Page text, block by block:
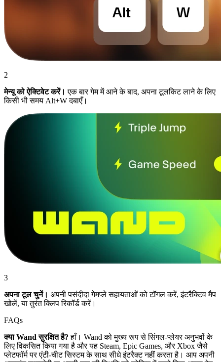
2
मेन्यू को ऐक्टिवेट करें। एक बार गेम में आने के बाद, अपना टूलकिट लाने के लिए
किसी भी समय Alt+W दबाएँ।
3
अपना टूल चुनें। अपनी पसंदीदा गेमप्ले सहायताओं को टॉगल करें, इंटरैक्टिव मैप
खोलें, या तुरंत क्लिप रिकॉर्ड करें।
FAQs
क्या Wand सुरक्षित है? हाँ। Wand को मुख्य रूप से सिंगल-प्लेयर अनुभवों के
लिए विकसित किया गया है और यह Steam, Epic Games, और Xbox जैसे
प्लेटफॉर्म पर एंटी-चीट सिस्टम के साथ सीधे इंटरैक्ट नहीं करता है। आप अपनी